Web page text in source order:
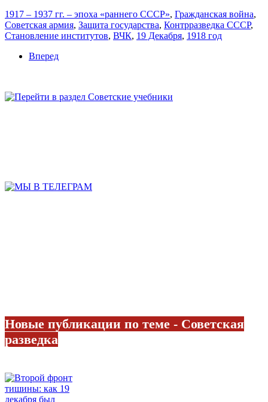
1917 – 1937 гг. – эпоха «раннего СССР», Гражданская война,
Советская армия, Защита государства, Контрразведка СССР,
Становление институтов, ВЧК, 19 Декабря, 1918 год
Вперед
Новые публикации по теме - Советская
разведка